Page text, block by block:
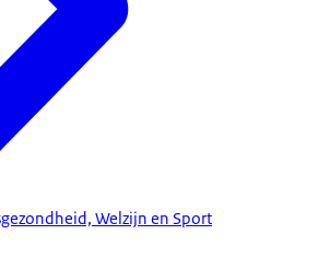
Welzijn en Sport